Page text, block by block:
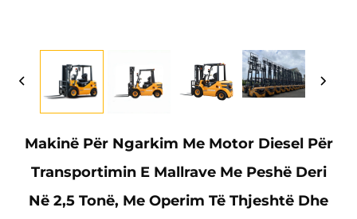
Makinë Për Ngarkim Me Motor Diesel Për
Transportimin E Mallrave Me Peshë Deri
Në 2,5 Tonë, Me Operim Të Thjeshtë Dhe